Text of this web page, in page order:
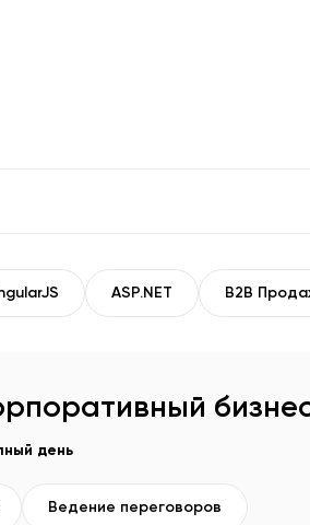
ASP.NET B2B
день
Ведение переговоров